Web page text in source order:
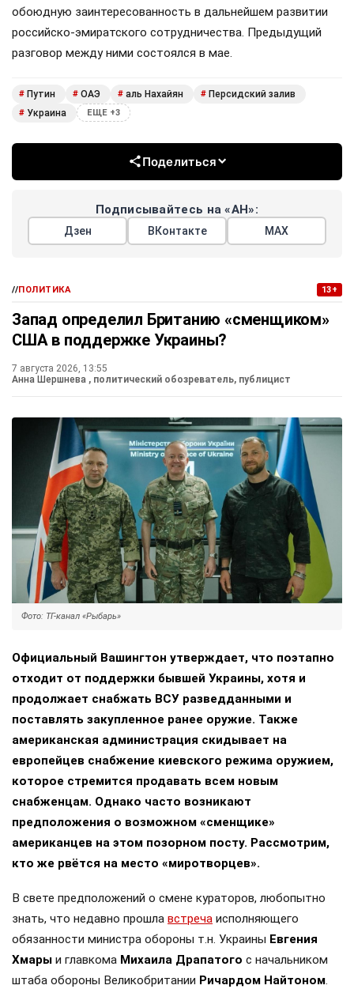
обоюдную заинтересованность в дальнейшем развитии
российско-эмиратского сотрудничества. Предыдущий
разговор между ними состоялся в мае.
# Путин # ОАЭ # аль Нахайян # Персидский залив
# Украина ЕЩЕ +3
Поделиться
Подписывайтесь на «АН»:
Дзен ВКонтакте МАХ
//ПОЛИТИКА 13+
Запад определил Британию «сменщиком»
США в поддержке Украины?
7 августа 2026, 13:55
Анна Шершнева , политический обозреватель, публицист
Фото: ТГ-канал «Рыбарь»
Официальный Вашингтон утверждает, что поэтапно
отходит от поддержки бывшей Украины, хотя и
продолжает снабжать ВСУ разведданными и
поставлять закупленное ранее оружие. Также
американская администрация скидывает на
европейцев снабжение киевского режима оружием,
которое стремится продавать всем новым
снабженцам. Однако часто возникают
предположения о возможном «сменщике»
американцев на этом позорном посту. Рассмотрим,
кто же рвётся на место «миротворцев».
В свете предположений о смене кураторов, любопытно
знать, что недавно прошла встреча исполняющего
обязанности министра обороны т.н. Украины Евгения
Хмары и главкома Михаила Драпатого с начальником
штаба обороны Великобритании Ричардом Найтоном.